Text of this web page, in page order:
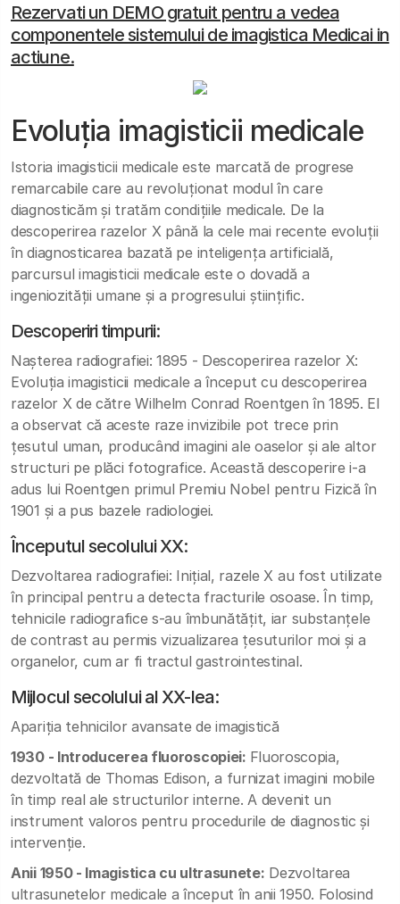
Rezervati un DEMO gratuit pentru a vedea
componentele sistemului de imagistica Medicai in
actiune.
Evoluția imagisticii medicale
Istoria imagisticii medicale este marcată de progrese
remarcabile care au revoluționat modul în care
diagnosticăm și tratăm condițiile medicale. De la
descoperirea razelor X până la cele mai recente evoluții
în diagnosticarea bazată pe inteligența artificială,
parcursul imagisticii medicale este o dovadă a
ingeniozității umane și a progresului științific.
Descoperiri timpurii:
Nașterea radiografiei: 1895 - Descoperirea razelor X:
Evoluția imagisticii medicale a început cu descoperirea
razelor X de către Wilhelm Conrad Roentgen în 1895. El
a observat că aceste raze invizibile pot trece prin
țesutul uman, producând imagini ale oaselor și ale altor
structuri pe plăci fotografice. Această descoperire i-a
adus lui Roentgen primul Premiu Nobel pentru Fizică în
1901 și a pus bazele radiologiei.
Începutul secolului XX:
Dezvoltarea radiografiei: Inițial, razele X au fost utilizate
în principal pentru a detecta fracturile osoase. În timp,
tehnicile radiografice s-au îmbunătățit, iar substanțele
de contrast au permis vizualizarea țesuturilor moi și a
organelor, cum ar fi tractul gastrointestinal.
Mijlocul secolului al XX-lea:
Apariția tehnicilor avansate de imagistică
1930 - Introducerea fluoroscopiei: Fluoroscopia,
dezvoltată de Thomas Edison, a furnizat imagini mobile
în timp real ale structurilor interne. A devenit un
instrument valoros pentru procedurile de diagnostic și
intervenție.
Anii 1950 - Imagistica cu ultrasunete: Dezvoltarea
ultrasunetelor medicale a început în anii 1950. Folosind